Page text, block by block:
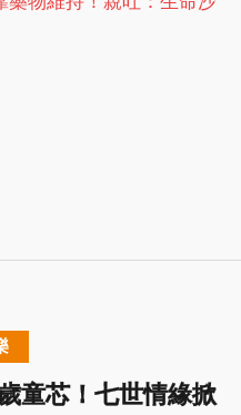
童芯！七世情緣掀